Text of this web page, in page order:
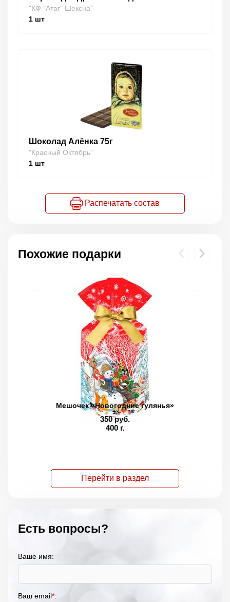
"КФ "Атаг" Шексна"
1 шт
Шоколад Алёнка 75г
"Красный Октябрь"
1 шт
Распечатать состав
Похожие подарки
Мешочек «Новогодние гулянья»
350 руб.
400 г.
Перейти в раздел
Есть вопросы?
Ваше имя:
Ваш email*: